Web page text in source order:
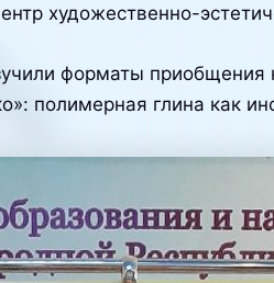
художественно-
форматы
полимерная глина как